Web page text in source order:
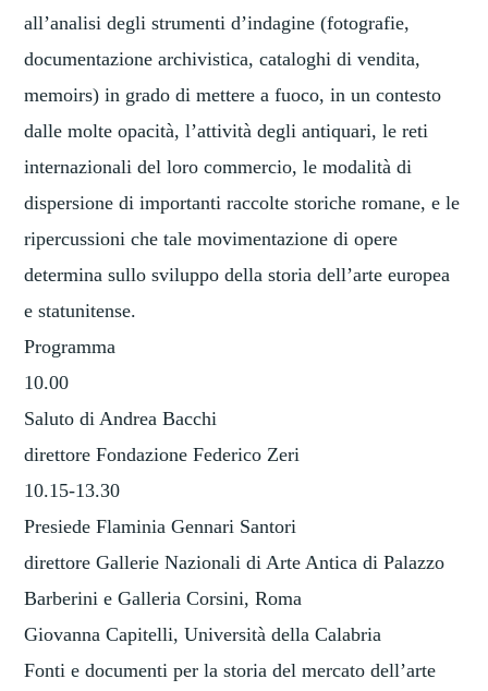
all’analisi degli strumenti d’indagine (fotografie,
documentazione archivistica, cataloghi di vendita,
memoirs) in grado di mettere a fuoco, in un contesto
dalle molte opacità, l’attività degli antiquari, le reti
internazionali del loro commercio, le modalità di
dispersione di importanti raccolte storiche romane, e le
ripercussioni che tale movimentazione di opere
determina sullo sviluppo della storia dell’arte europea
e statunitense.
Programma
10.00
Saluto di Andrea Bacchi
direttore Fondazione Federico Zeri
10.15-13.30
Presiede Flaminia Gennari Santori
direttore Gallerie Nazionali di Arte Antica di Palazzo
Barberini e Galleria Corsini, Roma
Giovanna Capitelli, Università della Calabria
Fonti e documenti per la storia del mercato dell’arte